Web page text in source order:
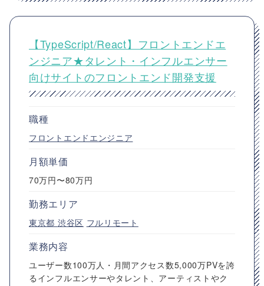
【TypeScript/React】フロントエンドエ
ンジニア★タレント・インフルエンサー
向けサイトのフロントエンド開発支援
職種
フロントエンドエンジニア
月額単価
70万円〜80万円
勤務エリア
東京都 渋谷区 フルリモート
業務内容
ユーザー数100万人・月間アクセス数5,000万PVを誇
るインフルエンサーやタレント、アーティストやク